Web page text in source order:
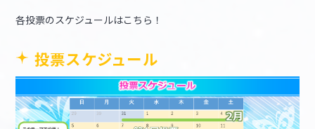
各投票のスケジュールはこちら！
投票スケジュール